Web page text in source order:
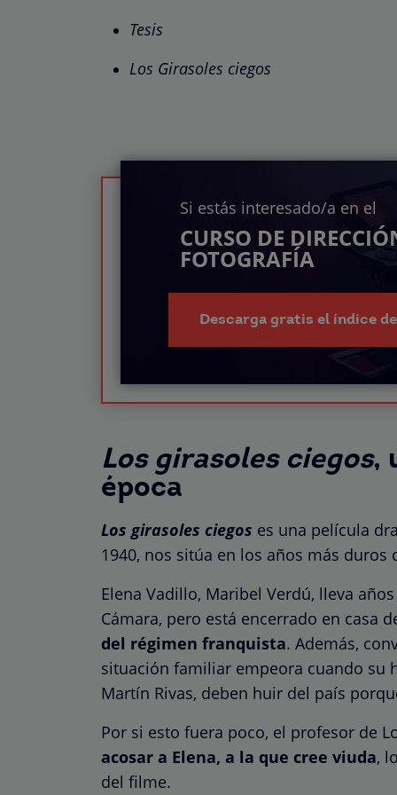
Tesis
Los Girasoles ciegos
Si estás interesado/a en el
CURSO DE
FOTOGRAFÍA
Descarga gratis el índice
Los girasoles ciegos,
época
Los girasoles ciegos es una película
1940, nos sitúa en los años más duros
Elena Vadillo, Maribel Verdú, lleva
Cámara, pero está encerrado en casa
del régimen franquista. Además,
situación familiar empeora cuando su
Martín Rivas, deben huir del país
Por si esto fuera poco, el profesor de
acosar a Elena, a la que cree viuda,
del filme.